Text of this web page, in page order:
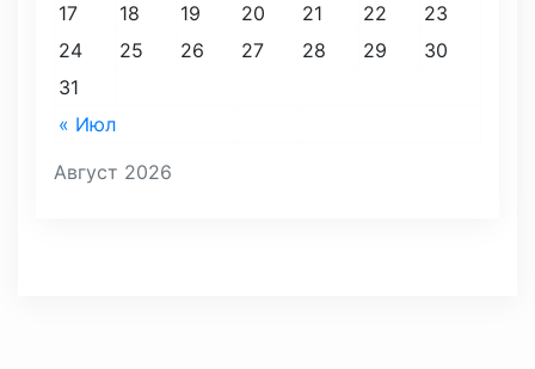
Август 2026
« Июл
17
18 19 20 21 22
23
24
25 26 27 28 29
30
31